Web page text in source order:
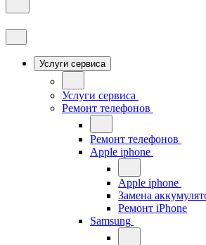
Услуги сервиса
Услуги сервиса
Ремонт телефонов
Ремонт телефонов
Apple iphone
Apple iphone
Замена
Ремонт iPhone
Samsung